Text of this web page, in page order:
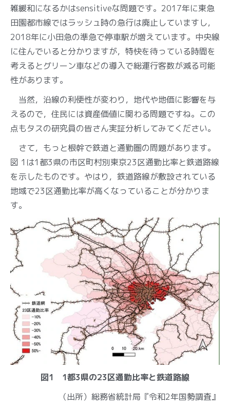
雑緩和になるかはsensitiveな問題です。2017年に東急
田園都市線ではラッシュ時の急行は廃止していますし，
2018年に小田急の準急で停車駅が増えています。中央線
に住んでいると分かりますが，特快を待っている時間を
考えるとグリーン車などの導入で総運行客数が減る可能
性があります。
当然，沿線の利便性が変わり，地代や地価に影響を与
えるので，住民には資産価値に関わる問題ですね。この
点もタスの研究員の皆さん実証分析してみてください。
さて，もっと根幹で鉄道と通勤圏の問題があります。
図 1は1都3県の市区町村別東京23区通勤比率と鉄道路線
を示したものです。やはり，鉄道路線が敷設されている
地域で23区通勤比率が高くなっていることが分かりま
す。
図1 1都3県の23区通勤比率と鉄道路線
（出所）総務省統計局『令和2年国勢調査』